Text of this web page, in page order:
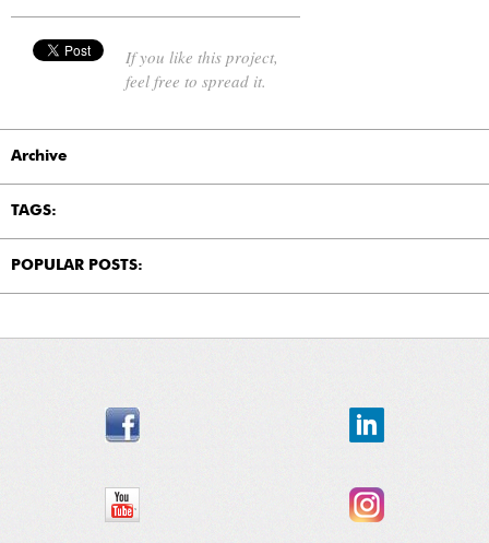
If you like this project,
feel free to spread it.
Archive
TAGS:
POPULAR POSTS: